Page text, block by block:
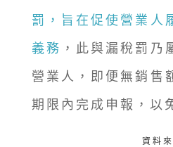
罰，旨在促使營業人
義務 ，此與漏稅罰乃
營業人，即便無銷售
期限內完成申報，以
資料